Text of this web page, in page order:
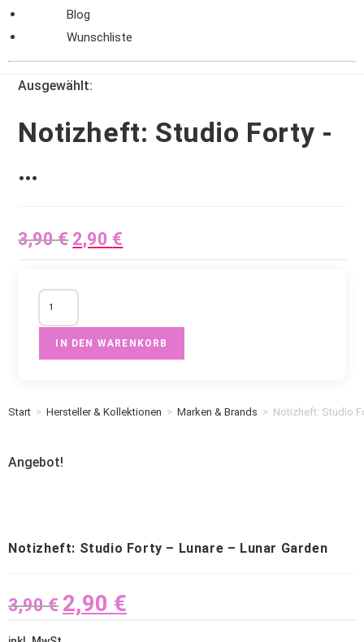
Blog
Wunschliste
Ausgewählt:
Notizheft: Studio Forty -
…
3,90€ 2,90 €
IN DEN WARENKORB
Start > Hersteller & Kollektionen > Marken & Brands > Notizheft: Studio
Angebot!
Notizheft: Studio Forty – Lunare – Lunar Garden
3,90€ 2,90 €